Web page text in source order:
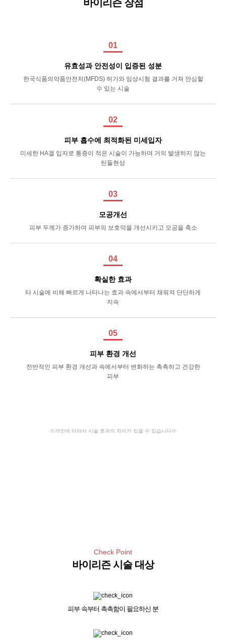
바이리즌 장점
01
유효성과 안전성이 입증된 성분
한국식품의약품안전처(MFDS) 허가와 임상시험 결과를 거쳐 안심할
수 있는 시술
02
피부 흡수에 최적화된 미세입자
미세한 HA겔 입자로 통증이 적은 시술이 가능하며 거의 발생하지 않는
틴들현상
03
모공개선
피부 두께가 증가하여 피부의 보호막을 개선시키고 모공을 축소
04
확실한 효과
타 시술에 비해 빠르게 나타나는 효과 속에서부터 채워져 단단하게
지속
05
피부 환경 개선
전반적인 피부 환경 개선과 속에서부터 변화하는 촉촉하고 건강한
피부
※개인에 따라서 시술 효과의 차이가 있을 수 있습니다※
Check Point
바이리즌 시술 대상
피부 속부터 촉촉함이 필요하신 분